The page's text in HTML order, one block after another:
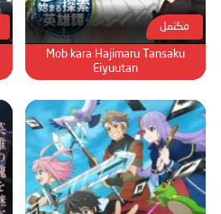
مكتمل
Mob kara Hajimaru Tansaku
Eiyuutan